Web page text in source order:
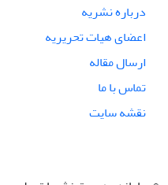
درباره نشریه
اعضای هیات تحریریه
ارسال مقاله
تماس با ما
نقشه سایت